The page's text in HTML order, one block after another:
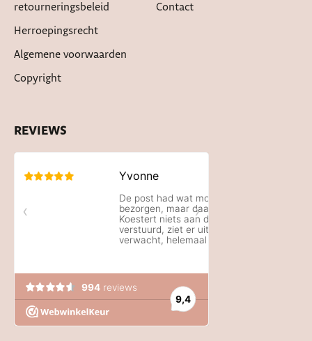
retourneringsbeleid
Herroepingsrecht
Algemene voorwaarden
Copyright
Contact
REVIEWS